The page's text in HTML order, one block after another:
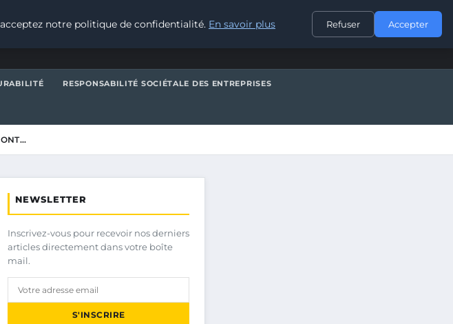
CONTACT
RESPONSABILITÉ SOCIÉTALE DES ENTREPRISES
NEWSLETTER
Inscrivez-vous pour recevoir nos derniers
articles directement dans votre boîte
mail.
S'INSCRIRE
notre politique de confidentialité. En savoir plus Refuser Accepter